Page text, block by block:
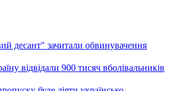
десант" зачитали обвинувачення
відвідали 900 тисяч вболівальників